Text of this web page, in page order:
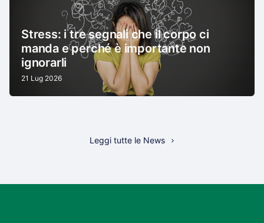
Stress: i tre segnali che il corpo ci
manda e perché è importante non
ignorarli
21 Lug 2026
Leggi tutte le News